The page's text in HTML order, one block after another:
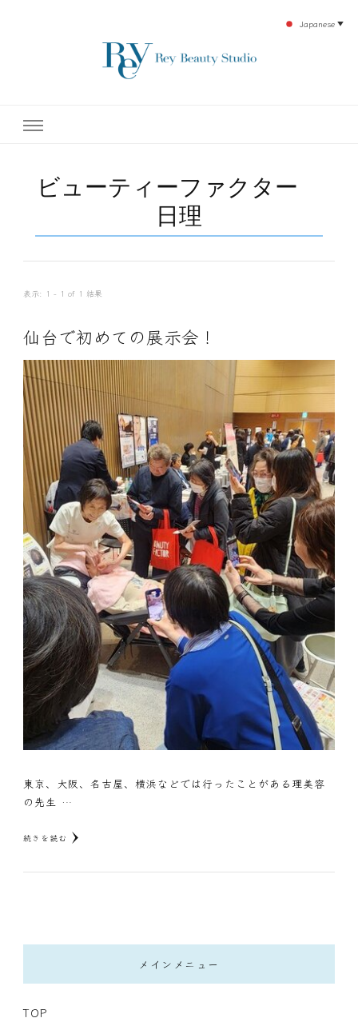
エステ
テ開設45年の実績を誇る本格エステだからこそ、お客様が必ず満足してもらえるこ
ビューティーファクター
日理
表示: 1 - 1 of 1 結果
仙台で初めての展示会！
東京、大阪、名古屋、横浜などでは行ったことがある理美容
の先生 …
続きを読む
メインメニュー
TOP
Japanese ▼